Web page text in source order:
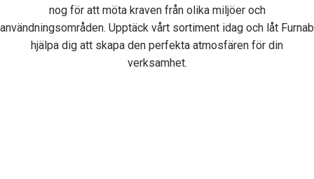
nog för att möta kraven från olika miljöer och
användningsområden. Upptäck vårt sortiment idag och låt Furnab
hjälpa dig att skapa den perfekta atmosfären för din
verksamhet.